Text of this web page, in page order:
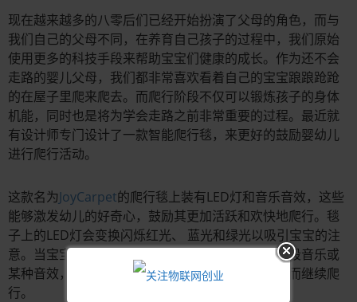
现在越来越多的八零后们已经开始扮演了父母的角色，而与
我们自己的父母不同，在养育自己孩子的过程中，我们原始
使用更多的科技手段来帮助宝宝们健康的成长。作为还不会
走路的婴儿父母，我们都非常喜欢看着自己的宝宝踉踉跄跄
的在屋子里爬来爬去。而爬行阶段不仅可以锻炼孩子的身体
机能，同时也是将为学会走路之前非常重要的过程。最近就
有设计师专门设计了一款智能爬行毯，来更好的鼓励婴幼儿
进行爬行活动。
这款名为JoyCarpet的爬行毯上装有LED灯和音乐音效，这些
能够激发幼儿的好奇心，鼓励其更加活跃和欢快地爬行。毯
子上的LED灯会变换闪烁红光、 蓝光和绿光以吸引宝宝的注
意。当宝宝用手摸到光点上时，毯子还会播放一小段音乐或
某种音效，这样宝宝就会追逐不断变换位置的光点而继续爬
行。